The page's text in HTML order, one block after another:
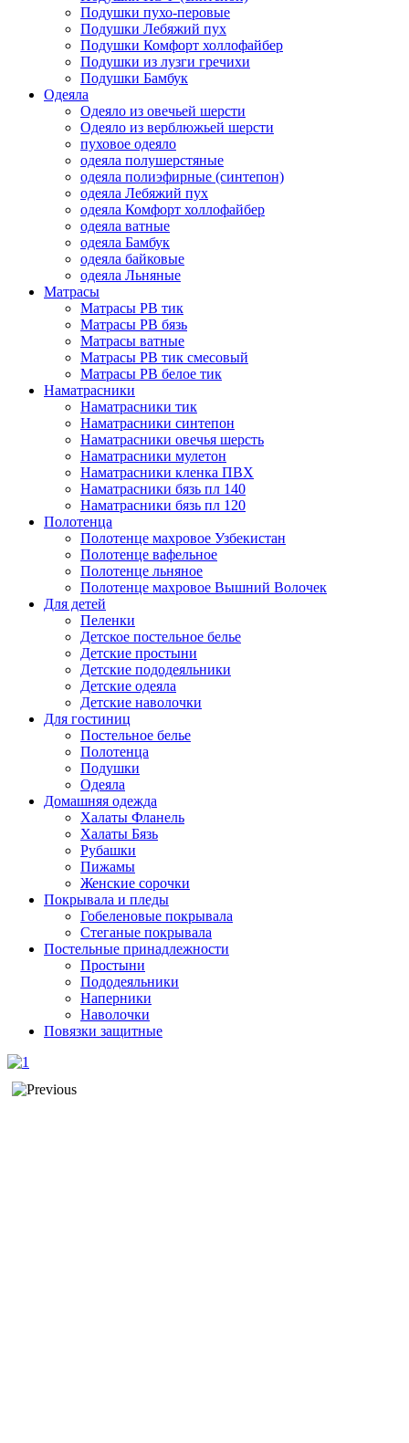
Подушки пухо-перовые
Подушки Лебяжий пух
Подушки Комфорт холлофайбер
Подушки из лузги гречихи
Подушки Бамбук
Одеяла
Одеяло из овечьей шерсти
Одеяло из верблюжьей шерсти
пуховое одеяло
одеяла полушерстяные
одеяла полиэфирные (синтепон)
одеяла Лебяжий пух
одеяла Комфорт холлофайбер
одеяла ватные
одеяла Бамбук
одеяла байковые
одеяла Льняные
Матрасы
Матрасы РВ тик
Матрасы РВ бязь
Матрасы ватные
Матрасы РВ тик смесовый
Матрасы РВ белое тик
Наматрасники
Наматрасники тик
Наматрасники синтепон
Наматрасники овечья шерсть
Наматрасники мулетон
Наматрасники кленка ПВХ
Наматрасники бязь пл 140
Наматрасники бязь пл 120
Полотенца
Полотенце махровое Узбекистан
Полотенце вафельное
Полотенце льняное
Полотенце махровое Вышний Волочек
Для детей
Пеленки
Детское постельное белье
Детские простыни
Детские пододеяльники
Детские одеяла
Детские наволочки
Для гостиниц
Постельное белье
Полотенца
Подушки
Одеяла
Домашняя одежда
Халаты Фланель
Халаты Бязь
Рубашки
Пижамы
Женские сорочки
Покрывала и пледы
Гобеленовые покрывала
Стеганые покрывала
Постельные принадлежности
Простыни
Пододеяльники
Наперники
Наволочки
Повязки защитные